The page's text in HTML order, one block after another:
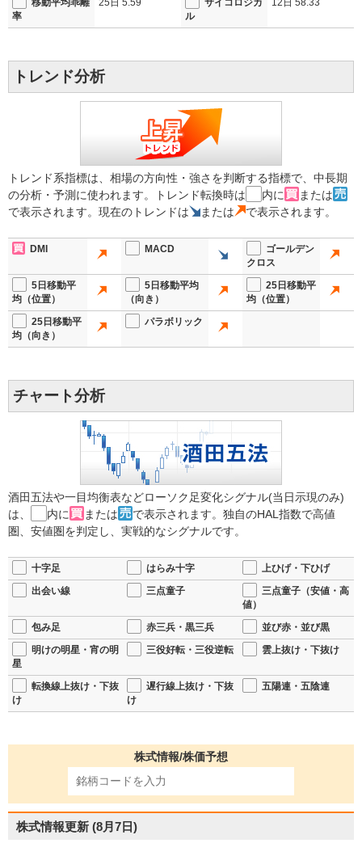
率
ル
トレンド分析
トレンド系指標は、相場の方向性・強さを判断する指標で、中長期
の分析・予測に使われます。トレンド転換時は
内に
または
で表示されます。現在のトレンドは
または で表示されます。
DMI MACD
ゴールデン
クロス
5日移動平
均（位置）
5日移動平均
（向き）
25日移動平
均（位置）
25日移動平
均（向き）
パラボリック
チャート分析
酒田五法や一目均衡表などローソク足変化シグナル(当日示現のみ)
は、
内に または
で表示されます。独自のHAL指数で高値
圏、安値圏を判定し、実戦的なシグナルです。
十字足 はらみ十字
上ひげ・下ひげ
出会い線
三点童子
三点童子（安値・高
値）
包み足
赤三兵・黒三兵
並び赤・並び黒
明けの明星・宵の明
星
三役好転・三役逆転 雲上抜け・下抜け
転換線上抜け・下抜
け
遅行線上抜け・下抜
け
五陽連・五陰連
株式情報/株価予想
株式情報更新 (8月7日)